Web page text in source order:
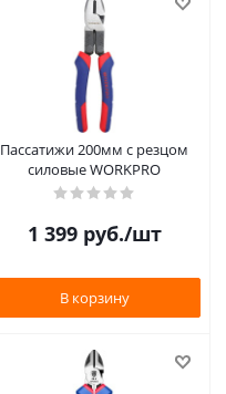
Пассатижи 200мм с резцом
силовые WORKPRO
1 399руб./шт
В корзину